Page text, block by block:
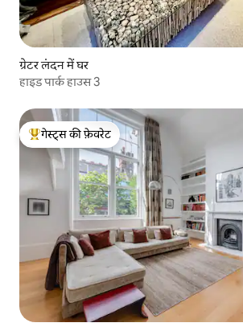
ग्रेटर लंदन में घर
हाइड पार्क हाउस 3
गेस्ट्स का टॉप फ़ेवरेट
गेस्ट्स की फ़ेवरेट